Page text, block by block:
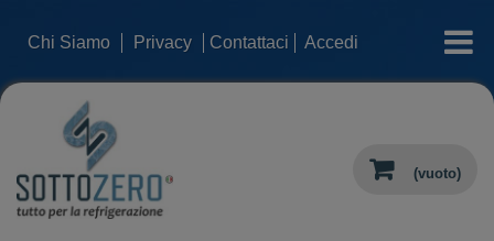
Chi Siamo Privacy Contattaci Accedi categorie
(vuoto)